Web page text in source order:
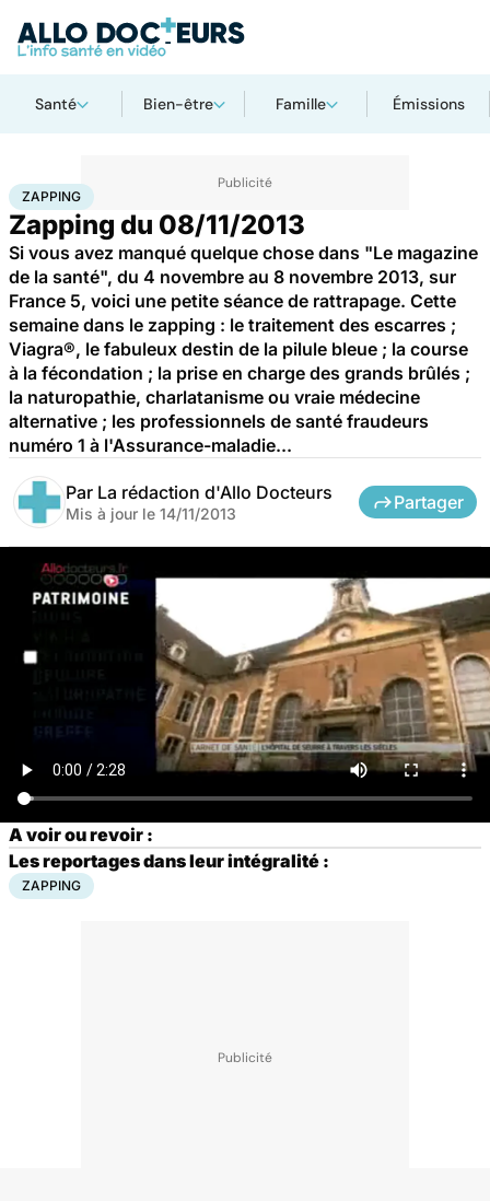
Santé Bien-être Famille Émissions
AccueilSanté
ZAPPING
Zapping du 08/11/2013
Si vous avez manqué quelque chose dans "Le magazine
de la santé", du 4 novembre au 8 novembre 2013, sur
France 5, voici une petite séance de rattrapage. Cette
semaine dans le zapping : le traitement des escarres ;
Viagra®, le fabuleux destin de la pilule bleue ; la course
à la fécondation ; la prise en charge des grands brûlés ;
la naturopathie, charlatanisme ou vraie médecine
alternative ; les professionnels de santé fraudeurs
numéro 1 à l'Assurance-maladie...
Par La rédaction d'Allo Docteurs
Mis à jour le 14/11/2013
Partager
A voir ou revoir :
Les reportages dans leur intégralité :
ZAPPING